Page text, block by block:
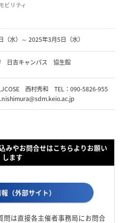
ビリティ
（水）～ 2025年3月5日（水）
日吉キャンパス 協生館
JCOSE 西村秀和 TEL：090-5826-955
みやお問合せはこちらよりお願い
します
（外部サイト）
問は直接各主催者事務局にお問合